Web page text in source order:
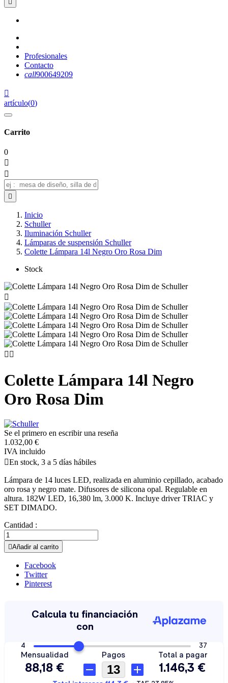

Profesionales
Contacto
call900649209

artículo(0)
Carrito
0



Inicio
Schuller
Iluminación Schuller
Lámparas de suspensión Schuller
Colette Lámpara 14l Negro Oro Rosa Dim
Stock

 
Colette Lámpara 14l Negro
Oro Rosa Dim
Se el primero en escribir una reseña
1.032,00 €
IVA incluido
En stock, 3 a 5 días hábiles
Lámpara de 14 luces LED, realizada en aluminio cepillado, acabado
oro rosa y negro mate. Difusores de silicona opal. Regulable en
altura. 182W LED, 16,380 lm, 3.000 K. Incluye driver TRIAC y
SET DIMADO.
Cantidad :
Añadir al carrito
Facebook
Twitter
Pinterest